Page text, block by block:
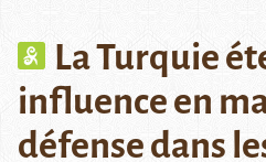
La Turquie
influence en
défense dans